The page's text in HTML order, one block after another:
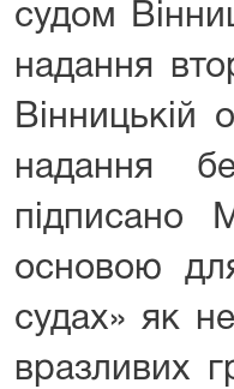
судом
надання
Вінницькій
надання
підписано
основою
судах» як
вразливих